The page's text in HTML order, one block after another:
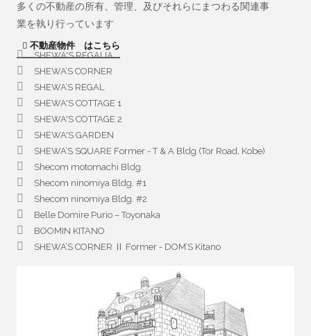
多くの不動産の所有、管理、及びそれらにまつわる関連事
業を執り行っています
不動産物件 はこちら
SHEWA'S REGALIA
SHEWA’S CORNER
SHEWA’S REGAL
SHEWA'S COTTAGE 1
SHEWA'S COTTAGE 2
SHEWA'S GARDEN
SHEWA’S SQUARE Former - T & A Bldg.(Tor Road, Kobe)
Shecom motomachi Bldg.
Shecom ninomiya Bldg. #1
Shecom ninomiya Bldg. #2
Belle Domire Purio – Toyonaka
BOOMIN KITANO
SHEWA’S CORNER Ⅱ Former - DOM’S Kitano